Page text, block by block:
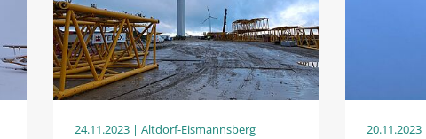
24.11.2023 | Altdorf-Eismannsberg 20.11.2023